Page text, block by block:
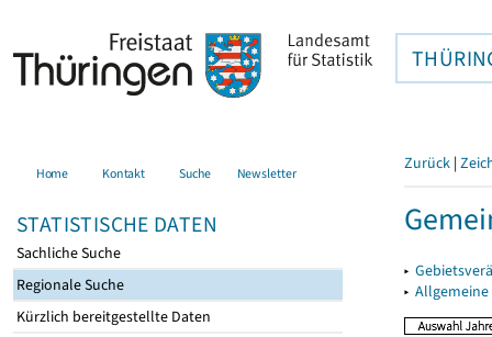
Home Kontakt Suche Newsletter
STATISTISCHE DATEN
Sachliche Suche
Regionale Suche
Kürzlich bereitgestellte Daten
Zurück |
▸
▸